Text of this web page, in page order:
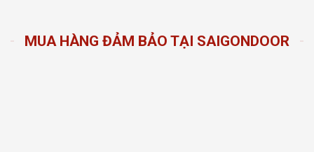
MUA HÀNG ĐẢM BẢO TẠI SAIGONDOOR